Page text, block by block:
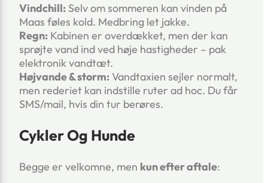
Vindchill: Selv om sommeren kan vinden på
Maas føles kold. Medbring let jakke.
Regn: Kabinen er overdækket, men der kan
sprøjte vand ind ved høje hastigheder – pak
elektronik vandtæt.
Højvande & storm: Vandtaxien sejler normalt,
men rederiet kan indstille ruter ad hoc. Du får
SMS/mail, hvis din tur berøres.
Cykler Og Hunde
Begge er velkomne, men kun efter aftale: